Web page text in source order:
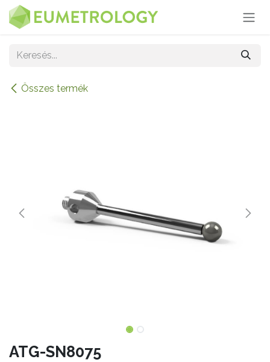
Kihagyás és továbblépés a tartalomhoz
Összes termék
ATG-SN8075